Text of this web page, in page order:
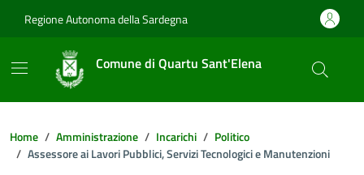
Regione Autonoma della Sardegna
Comune di Quartu Sant'Elena
Home Amministrazione Incarichi
Politico
Assessore ai Lavori Pubblici, Servizi Tecnologici e Manutenzioni